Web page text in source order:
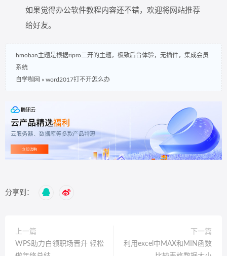
如果觉得办公软件教程内容还不错，欢迎将网站推荐
给好友。
hmoban主题是根据ripro二开的主题，极致后台体验，无插件，集成会员
系统
自学咖网 » word2017打不开怎么办
分享到：
上一篇
WPS助力白领职场晋升 轻松
下一篇
利用excel中MAX和MIN函数